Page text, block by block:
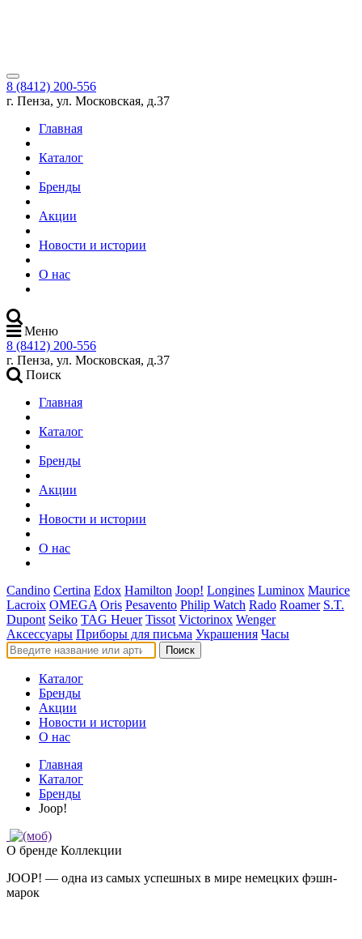
8 (8412) 200-556
г. Пенза, ул. Московская, д.37
Главная
Каталог
Бренды
Акции
Новости и истории
О нас
Меню
8 (8412) 200-556
г. Пенза, ул. Московская, д.37
Поиск
Главная
Каталог
Бренды
Акции
Новости и истории
О нас
Candino Certina Edox Hamilton Joop! Longines Luminox Maurice
Lacroix OMEGA Oris Pesavento Philip Watch Rado Roamer S.T.
Dupont Seiko TAG Heuer Tissot Victorinox Wenger
Аксессуары Приборы для письма Украшения Часы
Поиск
Каталог
Бренды
Акции
Новости и истории
О нас
Главная
Каталог
Бренды
Joop!
О бренде Коллекции
JOOP! — одна из самых успешных в мире немецких фэшн-
марок